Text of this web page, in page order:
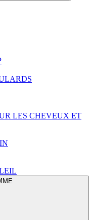
LES CHEVEUX ET